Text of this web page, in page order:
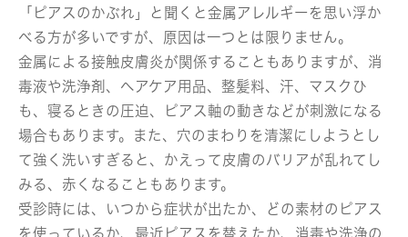
「ピアスのかぶれ」と聞くと金属アレルギーを思い浮か
べる方が多いですが、原因は一つとは限りません。
金属による接触皮膚炎が関係することもありますが、消
毒液や洗浄剤、ヘアケア用品、整髪料、汗、マスクひ
も、寝るときの圧迫、ピアス軸の動きなどが刺激になる
場合もあります。また、穴のまわりを清潔にしようとし
て強く洗いすぎると、かえって皮膚のバリアが乱れてし
みる、赤くなることもあります。
受診時には、いつから症状が出たか、どの素材のピアス
を使っているか、最近ピアスを替えたか、消毒や洗浄の